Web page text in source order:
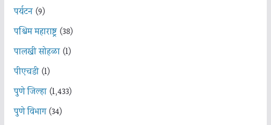
पर्यटन(9)
पश्चिम महाराष्ट्र(38)
पालखी सोहळा(1)
पीएचडी(1)
पुणे जिल्हा(1,433)
पुणे विभाग(34)